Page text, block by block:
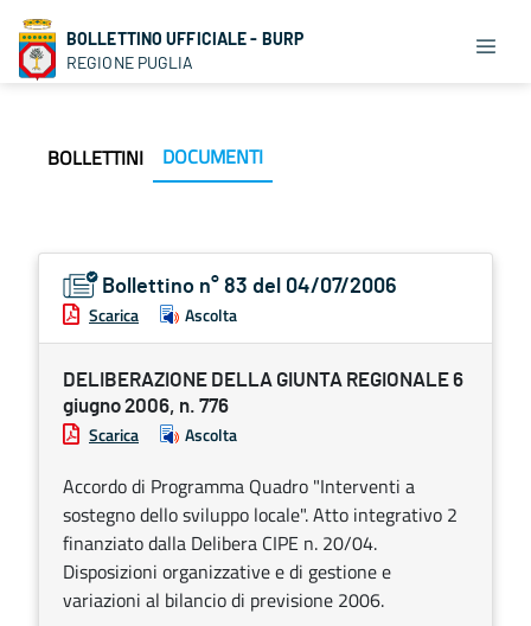
BOLLETTINO UFFICIALE - BURP
REGIONE PUGLIA
BOLLETTINI DOCUMENTI
Bollettino n° 83 del 04/07/2006
Scarica Ascolta
DELIBERAZIONE DELLA GIUNTA REGIONALE 6
giugno 2006, n. 776
Scarica Ascolta
Accordo di Programma Quadro "Interventi a
sostegno dello sviluppo locale". Atto integrativo 2
finanziato dalla Delibera CIPE n. 20/04.
Disposizioni organizzative e di gestione e
variazioni al bilancio di previsione 2006.